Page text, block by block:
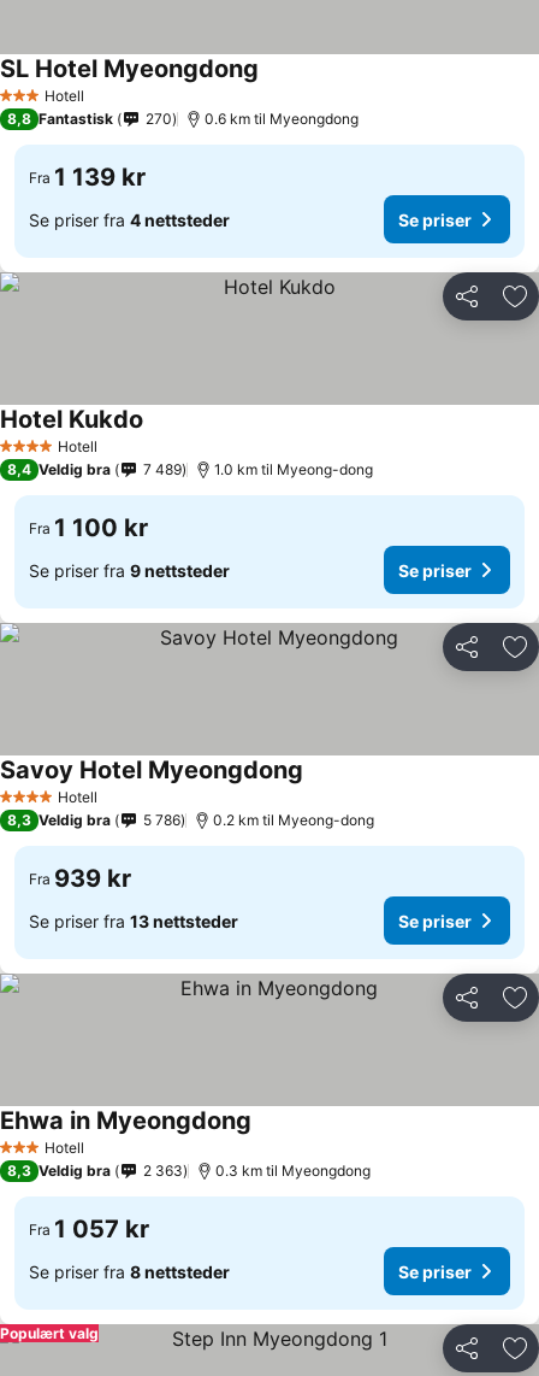
3 StjernerHotell
SL Hotel Myeongdong
8,8 Fantastisk 270 0.6 km til Myeongdong
Fra 1 139 kr
Se priser fra 4 nettsteder Se priser
Del
4 StjernerHotell
Hotel Kukdo
8,4 Veldig bra 7 489 1.0 km til Myeong-dong
Fra 1 100 kr
Se priser fra 9 nettsteder Se priser
Del
4 StjernerHotell
Savoy Hotel Myeongdong
8,3 Veldig bra 5 786 0.2 km til Myeong-dong
Fra 939 kr
Se priser fra 13 nettsteder Se priser
Del
3 StjernerHotell
Ehwa in Myeongdong
8,3 Veldig bra 2 363 0.3 km til Myeongdong
Fra 1 057 kr
Se priser fra 8 nettsteder Se priser
Del
Populært valg